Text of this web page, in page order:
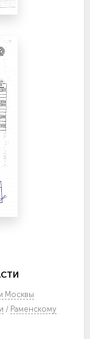
Москвы
/ Раменскому